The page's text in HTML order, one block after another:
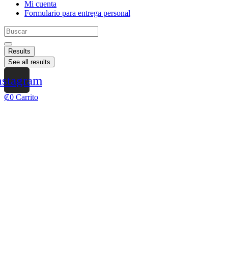
Mi cuenta
Formulario para entrega personal
Results
See all results
₡0 Carrito